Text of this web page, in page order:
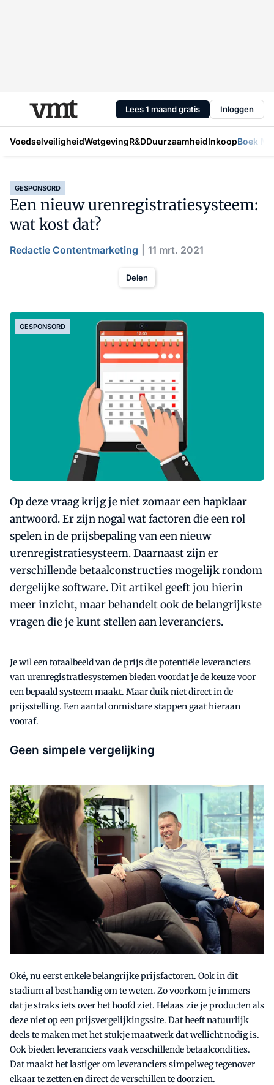
Lees 1 maand gratis Inloggen
VoedselveiligheidWetgevingR&DDuurzaamheidInkoopBoek
GESPONSORD
Een nieuw urenregistratiesysteem:
wat kost dat?
Redactie Contentmarketing 11 mrt. 2021
Delen
GESPONSORD
Op deze vraag krijg je niet zomaar een hapklaar
antwoord. Er zijn nogal wat factoren die een rol
spelen in de prijsbepaling van een nieuw
urenregistratiesysteem. Daarnaast zijn er
verschillende betaalconstructies mogelijk rondom
dergelijke software. Dit artikel geeft jou hierin
meer inzicht, maar behandelt ook de belangrijkste
vragen die je kunt stellen aan leveranciers.
Je wil een totaalbeeld van de prijs die potentiële leveranciers
van urenregistratiesystemen bieden voordat je de keuze voor
een bepaald systeem maakt. Maar duik niet direct in de
prijsstelling. Een aantal onmisbare stappen gaat hieraan
vooraf.
Geen simpele vergelijking
Oké, nu eerst enkele belangrijke prijsfactoren. Ook in dit
stadium al best handig om te weten. Zo voorkom je immers
dat je straks iets over het hoofd ziet. Helaas zie je producten als
deze niet op een prijsvergelijkingssite. Dat heeft natuurlijk
deels te maken met het stukje maatwerk dat wellicht nodig is.
Ook bieden leveranciers vaak verschillende betaalcondities.
Dat maakt het lastiger om leveranciers simpelweg tegenover
elkaar te zetten en direct de verschillen te doorzien.